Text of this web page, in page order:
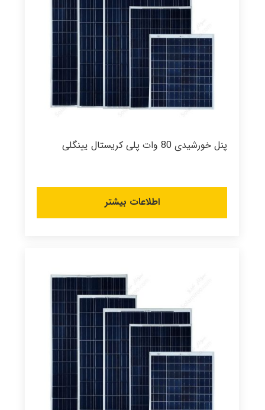
پنل خورشیدی 80 وات پلی کریستال یینگلی
اطلاعات بیشتر